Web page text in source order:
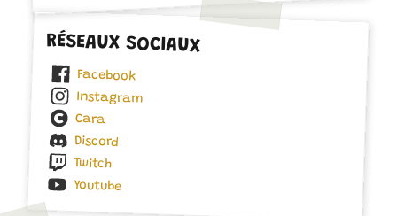
RÉSEAUX SOCIAUX
Facebook
Instagram
Cara
Discord
Twitch
Youtube